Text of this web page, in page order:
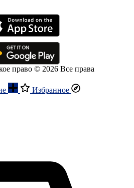
право © 2026 Все права
Избранное